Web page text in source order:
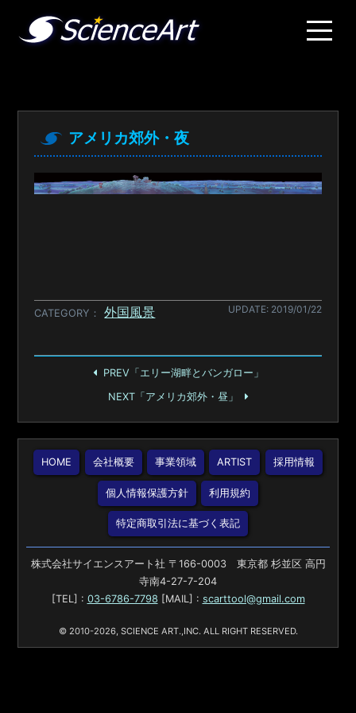
アメリカ郊外・夜
CATEGORY 外国風景 UPDATE: 2019/01/22
PREV「エリー湖畔とバンガロー」
NEXT「アメリカ郊外・昼」
HOME 会社概要 事業領域 ARTIST 採用情報
個人情報保護方針 利用規約
特定商取引法に基づく表記
株式会社サイエンスアート社 〒166-0003 東京都 杉並区 高円
寺南4-27-7-204
[TEL] : 03-6786-7798 [MAIL] : scarttool@gmail.com
© 2010-2026, SCIENCE ART.,INC. ALL RIGHT RESERVED.